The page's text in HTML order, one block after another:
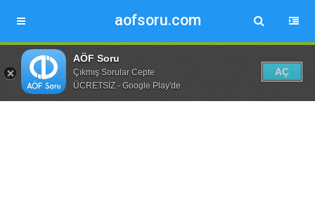
aofsoru.com
AÖF Soru
Çıkmış Sorular Cepte
ÜCRETSİZ - Google Play'de
AÇ